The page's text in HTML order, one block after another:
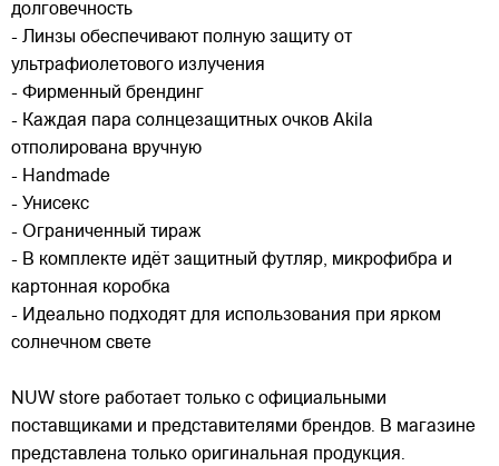
долговечность
- Линзы обеспечивают полную защиту от
ультрафиолетового излучения
- Фирменный брендинг
- Каждая пара солнцезащитных очков Akila
отполирована вручную
- Handmade
- Унисекс
- Ограниченный тираж
- В комплекте идёт защитный футляр, микрофибра и
картонная коробка
- Идеально подходят для использования при ярком
солнечном свете
NUW store работает только с официальными
поставщиками и представителями брендов. В магазине
представлена только оригинальная продукция.